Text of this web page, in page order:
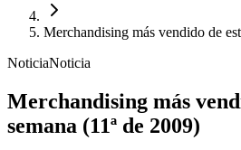
Merchandising más vendido de
NoticiaNoticia
Merchandising más
semana (11ª de 2009)